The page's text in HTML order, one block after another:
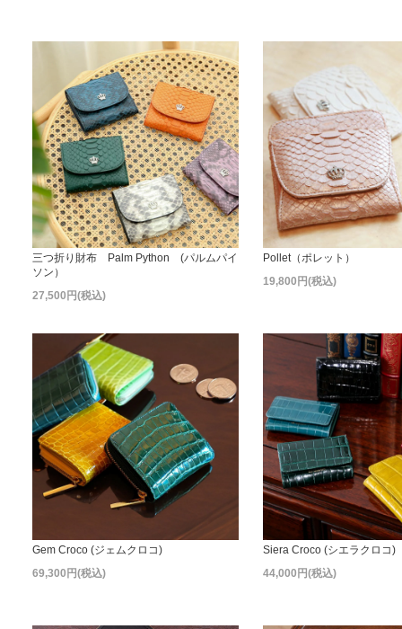
三つ折り財布 Palm Python (パルムパイ
ソン）
27,500円(税込)
Pollet（ポレット）
19,800円(税込)
Gem Croco (ジェムクロコ)
69,300円(税込)
Siera Croco (シエラクロコ)
44,000円(税込)